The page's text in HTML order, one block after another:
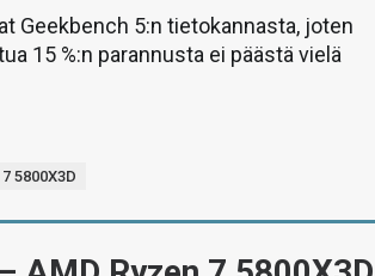
Geekbench 5:n tietokannasta, joten
15 %:n parannusta ei päästä vielä
5800X3D